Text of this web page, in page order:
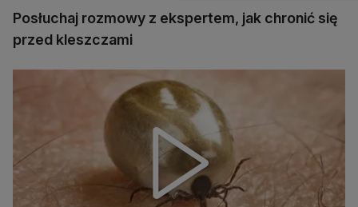
Posłuchaj rozmowy z ekspertem, jak chronić się
przed kleszczami